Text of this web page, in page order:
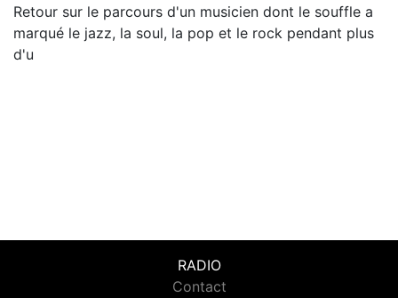
Retour sur le parcours d'un musicien dont le souffle a
marqué le jazz, la soul, la pop et le rock pendant plus
d'u
RADIO
Contact